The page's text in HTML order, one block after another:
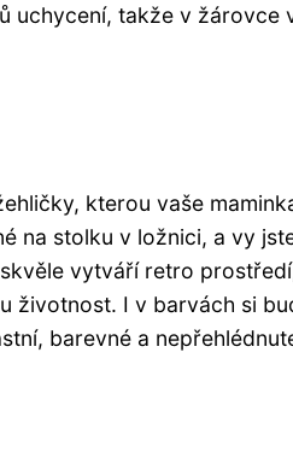
uchycení, takže v
kterou vaše
na stolku v ložnici, a vy
skvěle vytváří retro
životnost. I v barvách si
barevné a